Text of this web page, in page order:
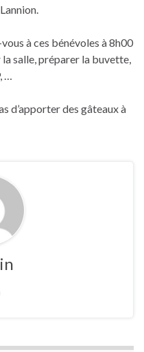
à ces bénévoles à 8h00
salle, préparer la buvette,
…
d’apporter des gâteaux à